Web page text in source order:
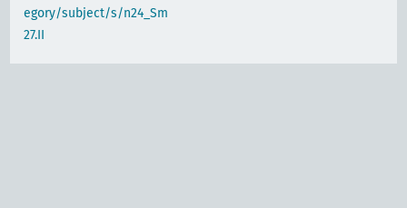
egory/subject/s/n24_Sm
27.II